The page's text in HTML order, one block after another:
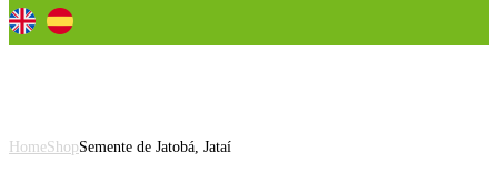
HomeShopSemente de Jatobá, Jataí